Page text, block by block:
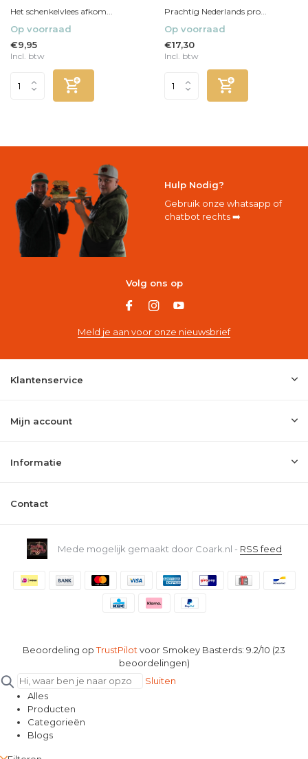
Het schenkelvlees afkom...
Op voorraad
€9,95
Incl. btw
Prachtig Nederlands pro...
Op voorraad
€17,30
Incl. btw
Hulp Nodig?
Gebruik onze whatsapp of
chatbot rechts ➡️
Volg ons op
Meld je aan voor onze nieuwsbrief
Klantenservice
Mijn account
Informatie
Contact
Mede mogelijk gemaakt door Coark.nl - RSS feed
Beoordeling opTrustPilot voor Smokey Basterds: 9.2/10 (23
beoordelingen)
Sluiten
Alles
Producten
Categorieën
Blogs